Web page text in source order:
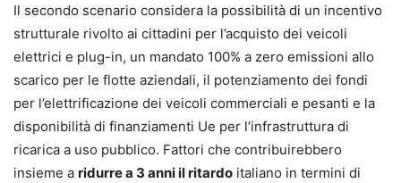
Il secondo scenario considera la possibilità di un incentivo
strutturale rivolto ai cittadini per l’acquisto dei veicoli
elettrici e plug-in, un mandato 100% a zero emissioni allo
scarico per le flotte aziendali, il potenziamento dei fondi
per l’elettrificazione dei veicoli commerciali e pesanti e la
disponibilità di finanziamenti Ue per l’infrastruttura di
ricarica a uso pubblico. Fattori che contribuirebbero
insieme a ridurre a 3 anni il ritardo italiano in termini di